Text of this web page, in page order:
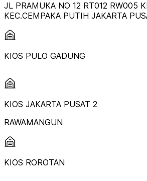
JL PRAMUKA NO 12 RT012 RW005
KEC.CEMPAKA PUTIH JAKARTA
KIOS PULO GADUNG
KIOS JAKARTA PUSAT 2
RAWAMANGUN
KIOS ROROTAN